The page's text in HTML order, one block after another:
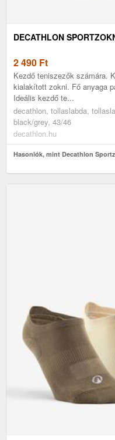
DECATHLON
2 490 Ft
Kezdő teniszezők számára.
kialakított zokni. Fő anyaga
Ideális kezdő te...
decathlon, tollaslabda,
black/grey, 43/46
decathlon.hu
Hasonlók, mint Decathlon